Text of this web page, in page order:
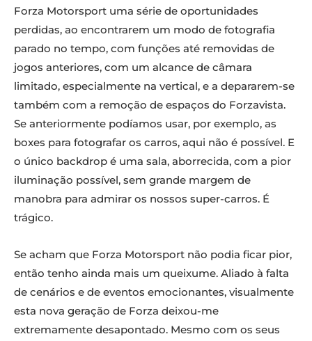
Forza Motorsport uma série de oportunidades
perdidas, ao encontrarem um modo de fotografia
parado no tempo, com funções até removidas de
jogos anteriores, com um alcance de câmara
limitado, especialmente na vertical, e a depararem-se
também com a remoção de espaços do Forzavista.
Se anteriormente podíamos usar, por exemplo, as
boxes para fotografar os carros, aqui não é possível. E
o único backdrop é uma sala, aborrecida, com a pior
iluminação possível, sem grande margem de
manobra para admirar os nossos super-carros. É
trágico.
Se acham que Forza Motorsport não podia ficar pior,
então tenho ainda mais um queixume. Aliado à falta
de cenários e de eventos emocionantes, visualmente
esta nova geração de Forza deixou-me
extremamente desapontado. Mesmo com os seus